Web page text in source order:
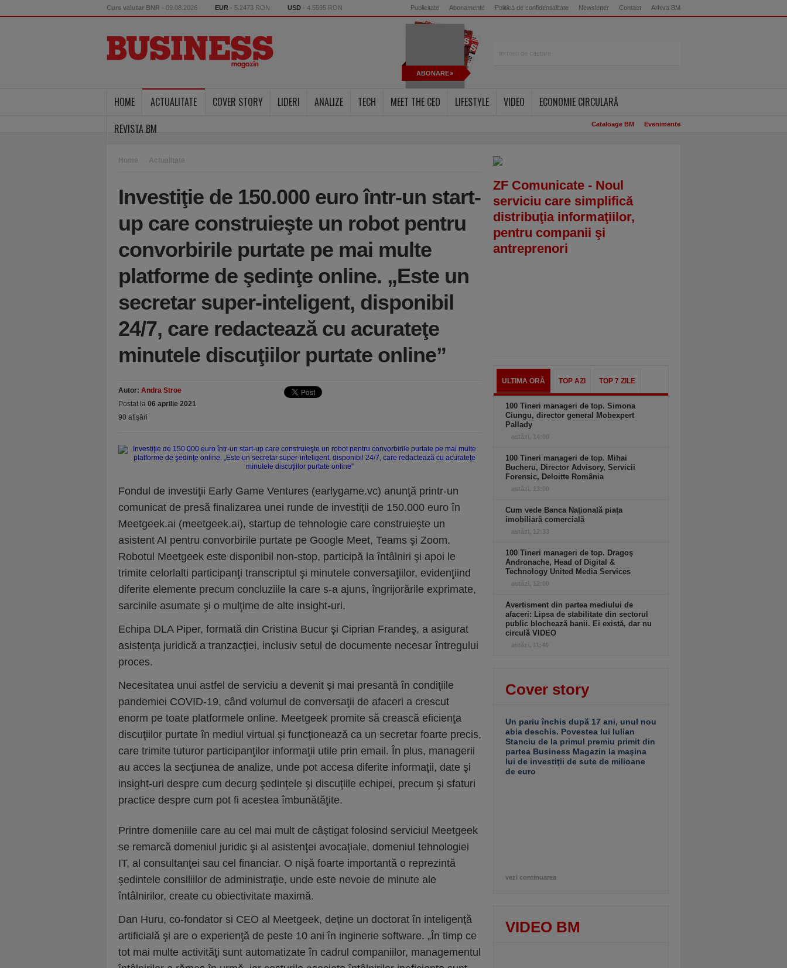
Curs valutar BNR - 09.08.2026 EUR - 5.2473 RON USD - 4.5595 RON Publicitate Abonamente Politica de confidentialitate Newsletter Contact Arhiva BM
ABONARE
HOME ACTUALITATE COVER STORY LIDERI ANALIZE TECH MEET THE CEO LIFESTYLE VIDEO
ECONOMIE CIRCULARĂ
REVISTA BM
Cataloage BM Evenimente
Home Actualitate
Investiţie de 150.000 euro într-un start-
up care construieşte un robot pentru
convorbirile purtate pe mai multe
platforme de şedinţe online. „Este un
secretar super-inteligent, disponibil
24/7, care redactează cu acurateţe
minutele discuţiilor purtate online”
Autor: Andra Stroe
Postat la 06 aprilie 2021
90 afişări
Fondul de investiţii Early Game Ventures (earlygame.vc) anunţă printr-un
comunicat de presă finalizarea unei runde de investiţii de 150.000 euro în
Meetgeek.ai (meetgeek.ai), startup de tehnologie care construieşte un
asistent AI pentru convorbirile purtate pe Google Meet, Teams şi Zoom.
Robotul Meetgeek este disponibil non-stop, participă la întâlniri şi apoi le
trimite celorlalti participanţi transcriptul şi minutele conversaţiilor, evidenţiind
diferite elemente precum concluziile la care s-a ajuns, îngrijorările exprimate,
sarcinile asumate şi o mulţime de alte insight-uri.
Echipa DLA Piper, formată din Cristina Bucur şi Ciprian Frandeş, a asigurat
asistenţa juridică a tranzacţiei, inclusiv setul de documente necesar întregului
proces.
Necesitatea unui astfel de serviciu a devenit şi mai presantă în condiţiile
pandemiei COVID-19, când volumul de conversaţii de afaceri a crescut
enorm pe toate platformele online. Meetgeek promite să crească eficienţa
discuţiilor purtate în mediul virtual şi funcţionează ca un secretar foarte precis,
care trimite tuturor participanţilor informaţii utile prin email. În plus, managerii
au acces la secţiunea de analize, unde pot accesa diferite informaţii, date şi
insight-uri despre cum decurg şedinţele şi discuţiile echipei, precum şi sfaturi
practice despre cum pot fi acestea îmbunătăţite.
Printre domeniile care au cel mai mult de câştigat folosind serviciul Meetgeek
se remarcă domeniul juridic şi al asistenţei avocaţiale, domeniul tehnologiei
IT, al consultanţei sau cel financiar. O nişă foarte importantă o reprezintă
şedintele consiliilor de administraţie, unde este nevoie de minute ale
întâlnirilor, create cu obiectivitate maximă.
Dan Huru, co-fondator si CEO al Meetgeek, deţine un doctorat în inteligenţă
artificială şi are o experienţă de peste 10 ani în inginerie software. „În timp ce
tot mai multe activităţi sunt automatizate în cadrul companiilor, managementul
ZF Comunicate - Noul
serviciu care simplifică
distribuţia informaţiilor,
pentru companii şi
antreprenori
ULTIMA ORĂ TOP AZI TOP 7 ZILE
100 Tineri manageri de top. Simona
Ciungu, director general Mobexpert
Pallady
astăzi, 14:00
100 Tineri manageri de top. Mihai
Bucheru, Director Advisory, Servicii
Forensic, Deloitte România
astăzi, 13:00
Cum vede Banca Naţională piaţa
imobiliară comercială
astăzi, 12:33
100 Tineri manageri de top. Dragoş
Andronache, Head of Digital &
Technology United Media Services
astăzi, 12:00
Avertisment din partea mediului de
afaceri: Lipsa de stabilitate din sectorul
public blochează banii. Ei există, dar nu
circulă VIDEO
astăzi, 11:46
Cover story
Un pariu închis după 17 ani, unul nou
abia deschis. Povestea lui Iulian
Stanciu de la primul premiu primit din
partea Business Magazin la maşina
lui de investiţii de sute de milioane
de euro
vezi continuarea
VIDEO BM